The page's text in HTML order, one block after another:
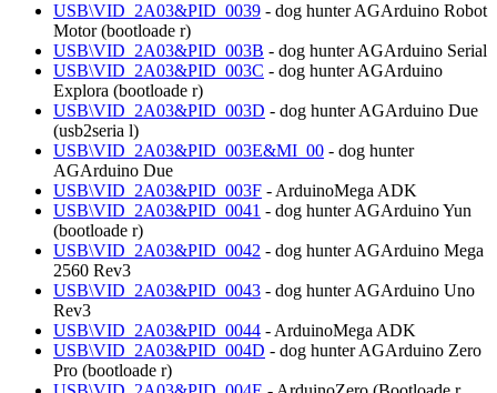
USB\VID_2A03&PID_0039 - dog hunter AGArduino Robot
Motor (bootloade r)
USB\VID_2A03&PID_003B - dog hunter AGArduino Serial
USB\VID_2A03&PID_003C - dog hunter AGArduino
Explora (bootloade r)
USB\VID_2A03&PID_003D - dog hunter AGArduino Due
(usb2seria l)
USB\VID_2A03&PID_003E&MI_00 - dog hunter
AGArduino Due
USB\VID_2A03&PID_003F - ArduinoMega ADK
USB\VID_2A03&PID_0041 - dog hunter AGArduino Yun
(bootloade r)
USB\VID_2A03&PID_0042 - dog hunter AGArduino Mega
2560 Rev3
USB\VID_2A03&PID_0043 - dog hunter AGArduino Uno
Rev3
USB\VID_2A03&PID_0044 - ArduinoMega ADK
USB\VID_2A03&PID_004D - dog hunter AGArduino Zero
Pro (bootloade r)